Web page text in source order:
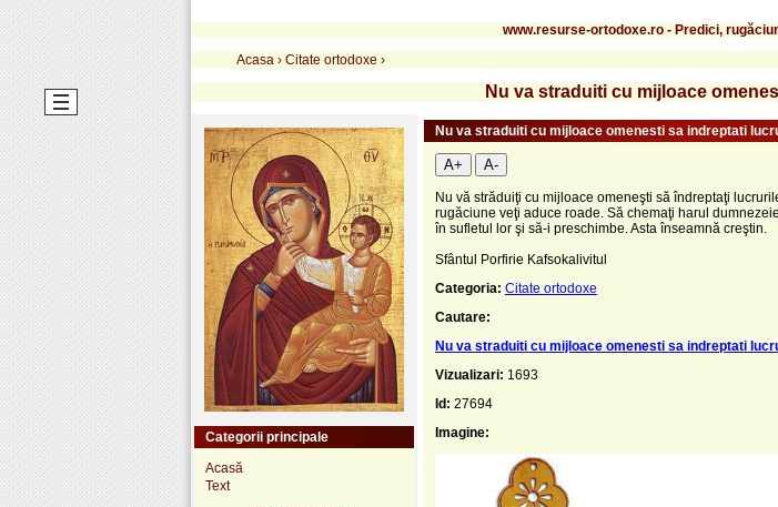
www.resurse-ortodoxe.ro - Predici,
Acasa › Citate ortodoxe ›
Nu va straduiti cu mijloace
Nu va straduiti cu mijloace omenesti sa indreptati
A+ A-
Nu vă străduiţi cu mijloace omeneşti să îndreptaţi
rugăciune veţi aduce roade. Să chemaţi harul
în sufletul lor şi să-i preschimbe. Asta înseamnă creştin.
Sfântul Porfirie Kafsokalivitul
Categoria: Citate ortodoxe
Cautare:
Nu va straduiti cu mijloace omenesti sa indreptati
Vizualizari: 1693
Id: 27694
Imagine:
Categorii principale
Acasă
Text